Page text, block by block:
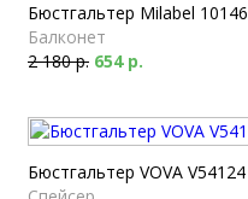
Бюстгальтер Milabel 10146
Балконет
2 180 р. 654 р.
Бюстгальтер VOVA V54124